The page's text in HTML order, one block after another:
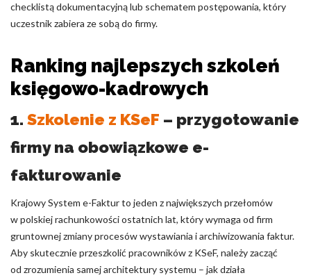
checklistą dokumentacyjną lub schematem postępowania, który
uczestnik zabiera ze sobą do firmy.
Ranking najlepszych szkoleń
księgowo-kadrowych
1. Szkolenie z KSeF – przygotowanie
firmy na obowiązkowe e-
fakturowanie
Krajowy System e-Faktur to jeden z największych przełomów
w polskiej rachunkowości ostatnich lat, który wymaga od firm
gruntownej zmiany procesów wystawiania i archiwizowania faktur.
Aby skutecznie przeszkolić pracowników z KSeF, należy zacząć
od zrozumienia samej architektury systemu – jak działa